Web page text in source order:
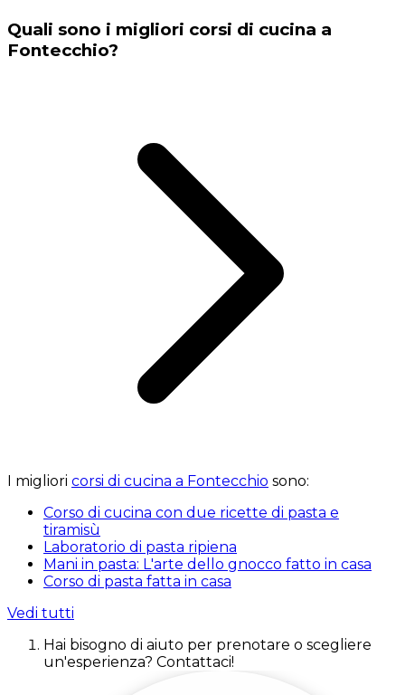
Quali sono i migliori corsi di cucina a
Fontecchio?
I migliori corsi di cucina a Fontecchio sono:
Corso di cucina con due ricette di pasta e
tiramisù
Laboratorio di pasta ripiena
Mani in pasta: L'arte dello gnocco fatto in casa
Corso di pasta fatta in casa
Vedi tutti
Hai bisogno di aiuto per prenotare o scegliere
un'esperienza? Contattaci!